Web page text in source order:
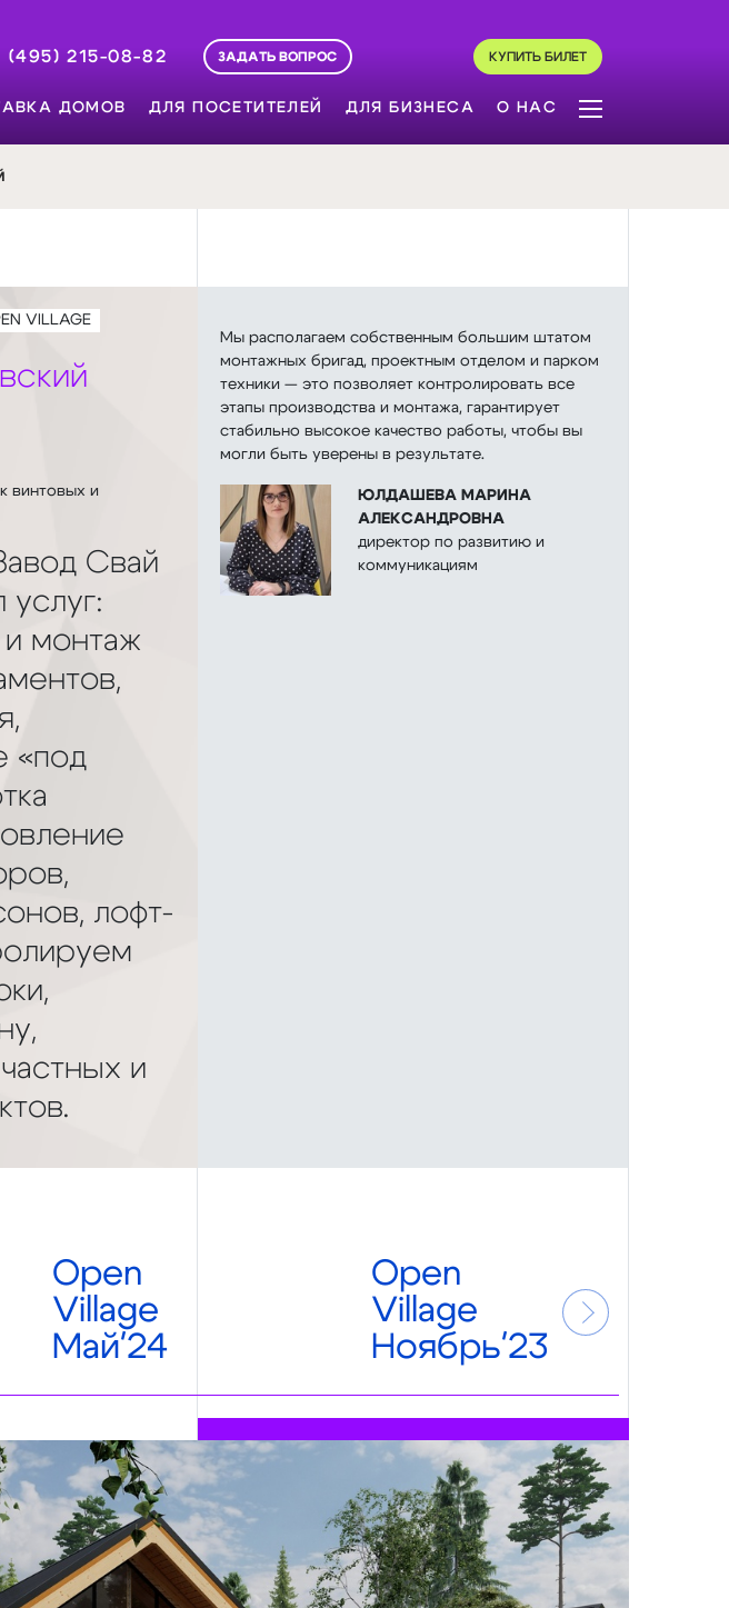
(495) 215-08-82
ЗАДАТЬ ВОПРОС КУПИТЬ БИЛЕТ
ДОМОВ ДЛЯ ПОСЕТИТЕЛЕЙ ДЛЯ БИЗНЕСА О НАС
VILLAGE
винтовых и
Свай
и монтаж
«под
лофт-
и
Мы располагаем собственным большим штатом
монтажных бригад, проектным отделом и парком
техники — это позволяет контролировать все
этапы производства и монтажа, гарантирует
стабильно высокое качество работы, чтобы вы
могли быть уверены в результате.
ЮЛДАШЕВА МАРИНА
АЛЕКСАНДРОВНА
директор по развитию и
коммуникациям
Open
Village
Май'24
Open
Village
Ноябрь'23